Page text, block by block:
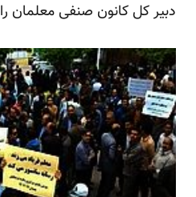
‌دبیر کل کانون صنفی معلمان